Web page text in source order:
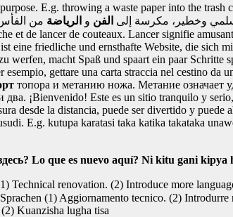
E.g. throwing a waste paper into the trash
وخطير، مكرسة إلى الفن و الرياضة من
et de lancer de couteaux. Lancer signifie
eine friedliche und ernsthafte Website, die sich
macht Spaß und spaart ein paar Schritte
gettare una carta straccia nel cestino da
топора и метанию ножа. Метание означает
два. ¡Bienvenido! Este es un sitio tranquilo y
desde la distancia, puede ser divertido y puede
E.g. kutupa karatasi taka katika takataka
Lo que es nuevo aquí? Ni kitu gani kipya
Technical renovation. (2) Introduce more
(1) Aggiornamento tecnico. (2) Introdurre
Kuanzisha lugha tisa